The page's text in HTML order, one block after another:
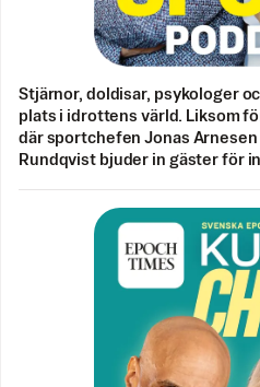
Stjärnor, doldisar, psykologer
plats i idrottens värld. Liksom
där sportchefen Jonas
Rundqvist bjuder in gäster för